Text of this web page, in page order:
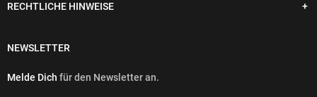
RECHTLICHE HINWEISE
NEWSLETTER
Melde Dich für den Newsletter an.